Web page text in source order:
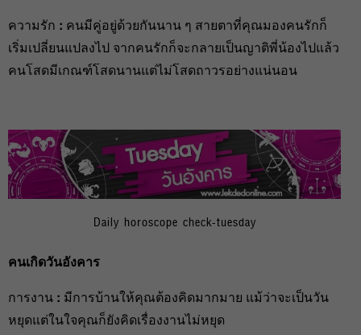
ความรัก : คนมีคู่อยู่ด้วยกันนาน ๆ สายตาที่คุณมองคนรักก็
เริ่มเปลี่ยนแปลงไป จากคนรักก็จะกลายเป็นญาติพี่น้องไปแล้ว
คนโสดมีเกณฑ์โสดนานแต่ไม่โสดถาวรอย่างแน่นอน
Daily horoscope check-tuesday
คนเกิดวันอังคาร
การงาน : มีการบ้านให้คุณต้องคิดมากมาย แม้ว่าจะเป็นวัน
หยุดแต่ในใจคุณก็ยังคิดเรื่องงานไม่หยุด